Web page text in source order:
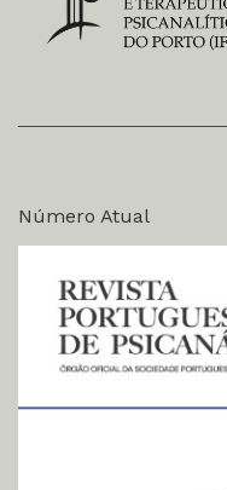
Número Atual